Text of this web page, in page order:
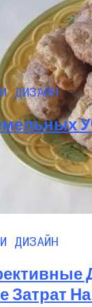
С
Зон Для
ДИЗАЙН
ДИЗАЙН
Затрат